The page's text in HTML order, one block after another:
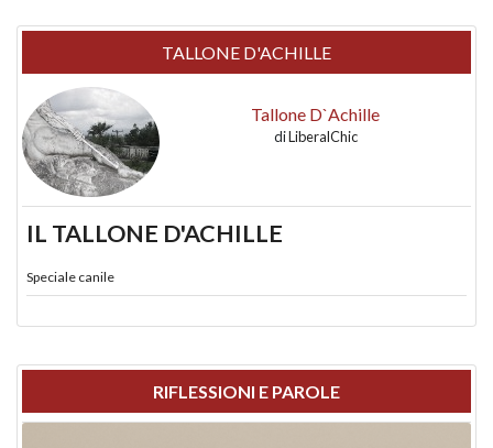
TALLONE D'ACHILLE
Tallone D`Achille
diLiberalChic
IL TALLONE D'ACHILLE
Speciale canile
RIFLESSIONI E PAROLE